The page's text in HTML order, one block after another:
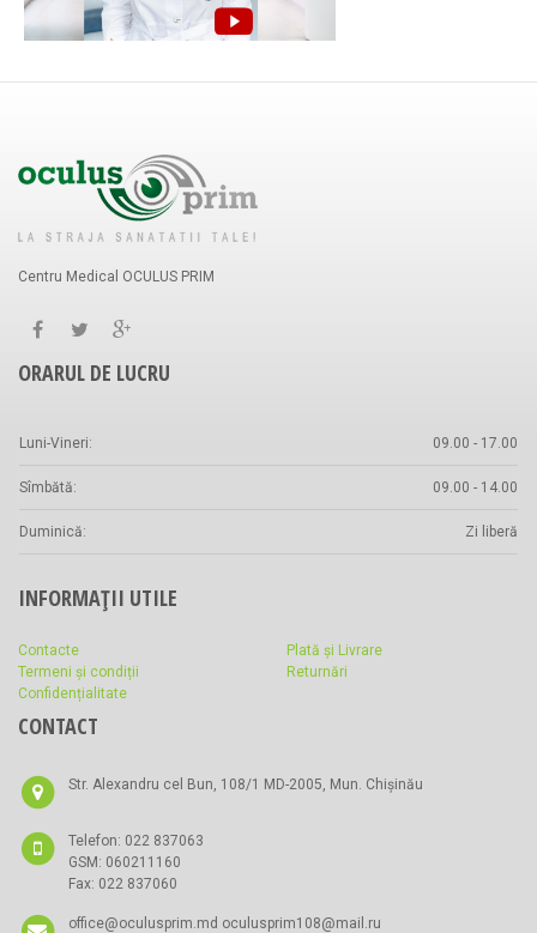
Centru Medical OCULUS PRIM
ORARUL DE LUCRU
Luni-Vineri: 09.00 - 17.00
Sîmbătă: 09.00 - 14.00
Duminică: Zi liberă
INFORMAȚII UTILE
Contacte
Termeni și condiții
Confidențialitate
Plată și Livrare
Returnări
CONTACT
Str. Alexandru cel Bun, 108/1 MD-2005, Mun. Chișinău
Telefon: 022 837063
GSM: 060211160
Fax: 022 837060
office@oculusprim.md oculusprim108@mail.ru